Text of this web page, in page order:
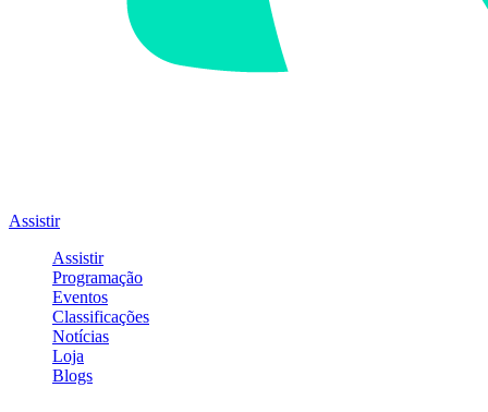
Assistir
Assistir
Programação
Eventos
Classificações
Notícias
Loja
Blogs